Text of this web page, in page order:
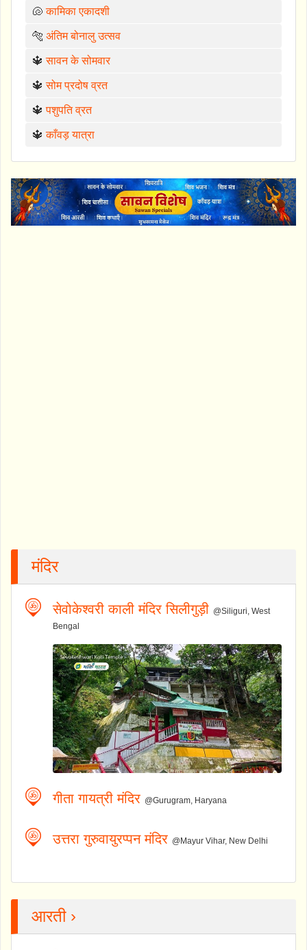
🐚कामिका एकादशी
🐅 अंतिम बोनालु उत्सव
🔱सावन के सोमवार
🔱सोम प्रदोष व्रत
🔱पशुपति व्रत
🔱काँवड़ यात्रा
मंदिर
सेवोकेश्वरी काली मंदिर सिलीगुड़ी @Siliguri, West
Bengal
गीता गायत्री मंदिर @Gurugram, Haryana
उत्तरा गुरुवायुरप्पन मंदिर @Mayur Vihar, New Delhi
आरती ›